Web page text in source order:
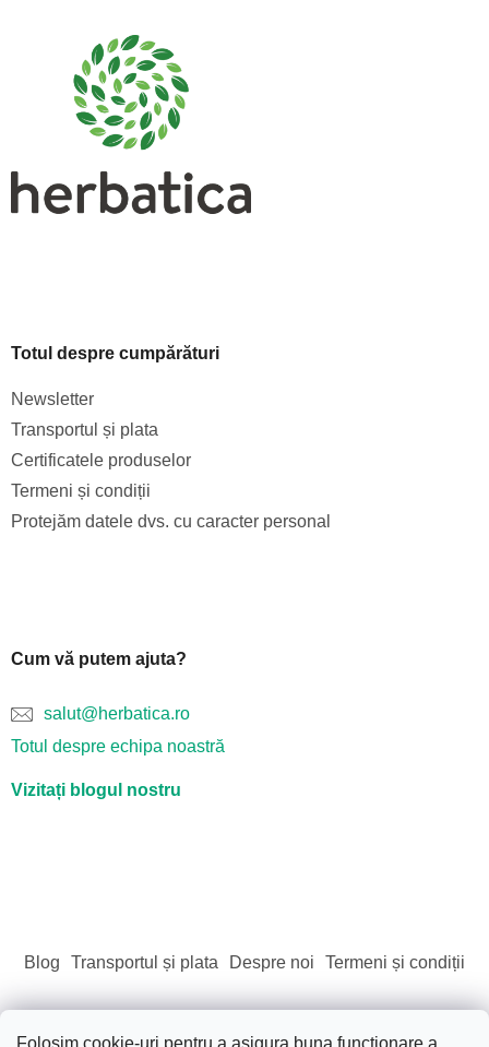
Folosim cookie-uri pentru a asigura buna funcționare a
Totul despre cumpărături
Newsletter
Transportul și plata
Certificatele produselor
Termeni și condiții
Protejăm datele dvs. cu caracter personal
Cum vă putem ajuta?
salut@herbatica.ro
Totul despre echipa noastră
Vizitați blogul nostru
Blog Transportul și plata Despre noi Termeni și condiții